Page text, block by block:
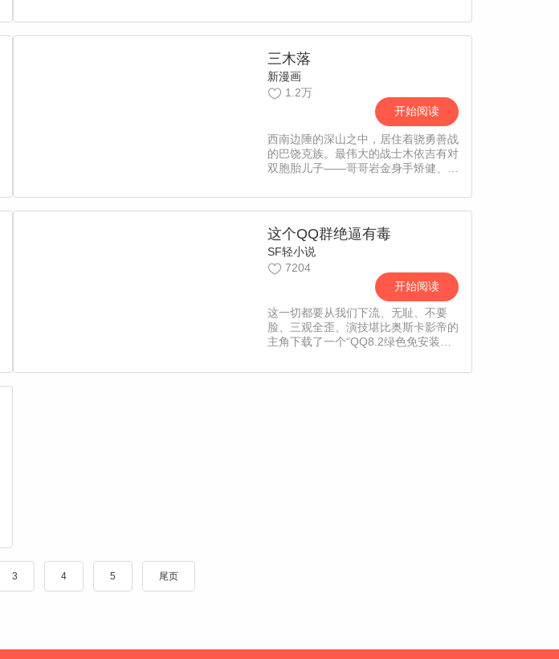
三木落
新漫画
1.2万
开始阅读
西南边陲的深山之中，居住着骁勇善战
的巴饶克族。最伟大的战士木依吉有对
双胞胎儿子——哥哥岩金身手矫健、天
大咧咧。一个备受期待，一个不被认
同。兄弟俩迎来了14岁成人礼——唯
有通过这场考验，才能成为巴饶克族战
士、踏出成为下任“木依吉”的第一
步……？？他们将要面对的，除了密林
险境、飞禽走兽、奇珍异草的冒险之
外，还有人与自然的爱恨之情。初出茅
庐的三木落将会如何一步步成长呢？
这个QQ群绝逼有毒
SF轻小说
7204
开始阅读
这一切都要从我们下流、无耻、不要
脸、三观全歪、演技堪比奥斯卡影帝的
主角下载了一个“QQ8.2绿色免安装
更加不平凡了， 在暗世界哪怕仅仅玩
3 4 5 尾页